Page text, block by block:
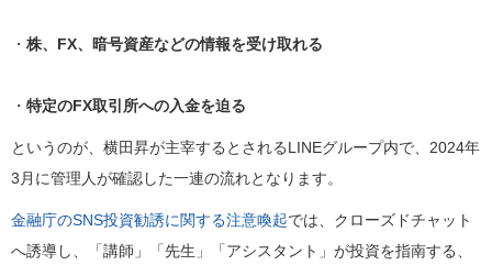
・ 株、FX、暗号資産などの情報を受け取れる
・ 特定のFX取引所への入金を迫る
というのが、横田昇が主宰するとされるLINEグループ内で、2024年
3月に管理人が確認した一連の流れとなります。
金融庁のSNS投資勧誘に関する注意喚起では、クローズドチャット
へ誘導し、「講師」「先生」「アシスタント」が投資を指南する、